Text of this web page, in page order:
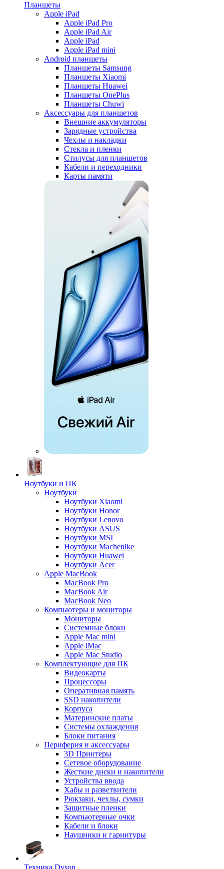
Планшеты
Apple iPad
Apple iPad Pro
Apple iPad Air
Apple iPad
Apple iPad mini
Android планшеты
Планшеты Samsung
Планшеты Xiaomi
Планшеты Huawei
Планшеты OnePlus
Планшеты Chuwi
Аксессуары для планшетов
Внешние аккумуляторы
Зарядные устройства
Чехлы и накладки
Стекла и пленки
Стилусы для планшетов
Кабели и переходники
Карты памяти
Ноутбуки и ПК
Ноутбуки
Ноутбуки Xiaomi
Ноутбуки Honor
Ноутбуки Lenovo
Ноутбуки ASUS
Ноутбуки MSI
Ноутбуки Machenike
Ноутбуки Huawei
Ноутбуки Acer
Apple MacBook
MacBook Pro
MacBook Air
MacBook Neo
Компьютеры и мониторы
Мониторы
Системные блоки
Apple Mac mini
Apple iMac
Apple Mac Studio
Комплектующие для ПК
Видеокарты
Процессоры
Оперативная память
SSD накопители
Корпуса
Материнские платы
Системы охлаждения
Блоки питания
Периферия и аксессуары
3D Принтеры
Сетевое оборудование
Жесткие диски и накопители
Устройства ввода
Хабы и разветвители
Рюкзаки, чехлы, сумки
Защитные пленки
Компьютерные очки
Кабели и блоки
Наушники и гарнитуры
Техника Dyson